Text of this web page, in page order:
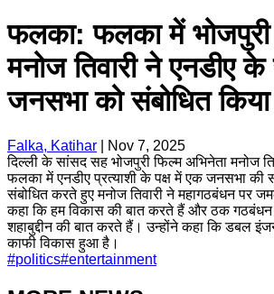
फलका: फलका में भोजपुरी
मनोज तिवारी ने एनडीए
जनसभा को संबोधित किया
Falka, Katihar
Nov 7, 2025
दिल्ली के सांसद सह भोजपुरी फिल्म अभिनेता मनोज
फलका में एनडीए प्रत्याशी के पक्ष में एक जनसभा की
संबोधित करते हुए मनोज तिवारी ने महागठबंधन पर
कहा कि हम विकास की बात करते हैं और ठक
शहाबुद्दीन की बात करते हैं। उन्होंने कहा कि डबल
काफी विकास हुआ है।
#politics#entertainment